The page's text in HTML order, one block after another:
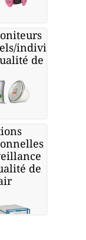
individuels
de l'air
de